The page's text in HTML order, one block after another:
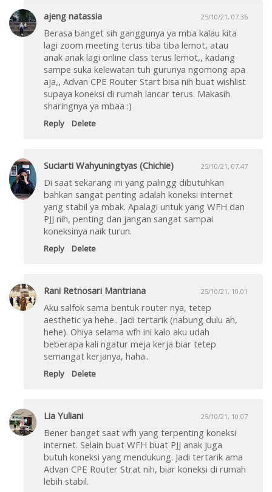
ajeng natassia 25/10/21, 07.36
Berasa banget sih ganggunya ya mba kalau kita
lagi zoom meeting terus tiba tiba lemot, atau
anak anak lagi online class terus lemot,, kadang
sampe suka kelewatan tuh gurunya ngomong apa
aja,, Advan CPE Router Start bisa nih buat wishlist
supaya koneksi di rumah lancar terus. Makasih
sharingnya ya mbaa :)
Reply Delete
Suciarti Wahyuningtyas (Chichie) 25/10/21, 07.47
Di saat sekarang ini yang palingg dibutuhkan
bahkan sangat penting adalah koneksi internet
yang stabil ya mbak. Apalagi untuk yang WFH dan
PJJ nih, penting dan jangan sangat sampai
koneksinya naik turun.
Reply Delete
Rani Retnosari Mantriana 25/10/21, 10.01
Aku salfok sama bentuk router nya, tetep
aesthetic ya hehe.. Jadi tertarik (nabung dulu ah,
hehe). Ohiya selama wfh ini kalo aku udah
beberapa kali ngatur meja kerja biar tetep
semangat kerjanya, haha..
Reply Delete
Lia Yuliani 25/10/21, 10.07
Bener banget saat wfh yang terpenting koneksi
internet. Selain buat WFH buat PJJ anak juga
butuh koneksi yang mendukung. Jadi tertarik ama
Advan CPE Router Strat nih, biar koneksi di rumah
lebih stabil.